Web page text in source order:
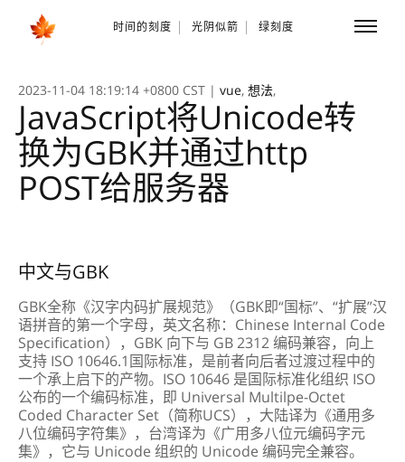
时间的刻度 光阴似箭 绿刻度
Toggle
2023-11-04 18:19:14 +0800 CST | vue, 想法,
JavaScript将Unicode转
换为GBK并通过http
POST给服务器
中文与GBK
GBK全称《汉字内码扩展规范》（GBK即“国标”、“扩展”汉
语拼音的第一个字母，英文名称：Chinese Internal Code
Specification），GBK 向下与 GB 2312 编码兼容，向上
支持 ISO 10646.1国际标准，是前者向后者过渡过程中的
一个承上启下的产物。ISO 10646 是国际标准化组织 ISO
公布的一个编码标准，即 Universal Multilpe-Octet
Coded Character Set（简称UCS），大陆译为《通用多
八位编码字符集》，台湾译为《广用多八位元编码字元
集》，它与 Unicode 组织的 Unicode 编码完全兼容。